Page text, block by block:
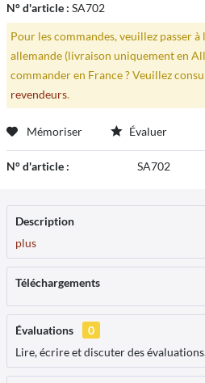
N° d'article : SA702
Pour les commandes, veuillez passer
allemande (livraison uniquement en
commander en France ? Veuillez
revendeurs.
Mémoriser Évaluer
N° d'article : SA702
Description
plus
Téléchargements
Évaluations
0
Lire, écrire et discuter des